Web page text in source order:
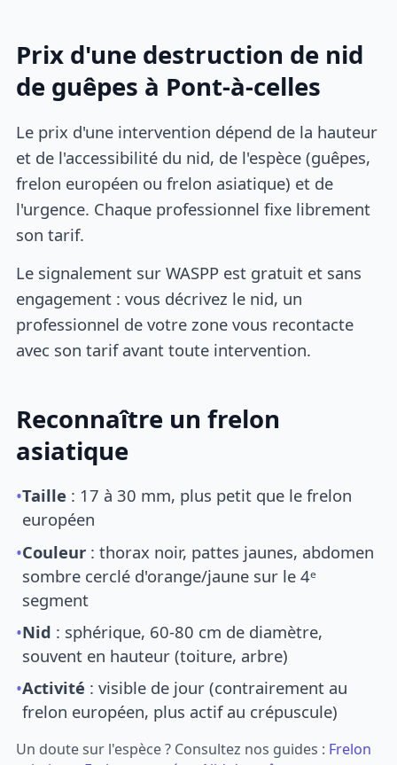
Prix d'une destruction de nid
de guêpes à Pont-à-celles
Le prix d'une intervention dépend de la hauteur
et de l'accessibilité du nid, de l'espèce (guêpes,
frelon européen ou frelon asiatique) et de
l'urgence. Chaque professionnel fixe librement
son tarif.
Le signalement sur WASPP est gratuit et sans
engagement : vous décrivez le nid, un
professionnel de votre zone vous recontacte
avec son tarif avant toute intervention.
Reconnaître un frelon
asiatique
•Taille : 17 à 30 mm, plus petit que le frelon
européen
•Couleur : thorax noir, pattes jaunes, abdomen
sombre cerclé d'orange/jaune sur le 4ᵉ
segment
•Nid : sphérique, 60-80 cm de diamètre,
souvent en hauteur (toiture, arbre)
•Activité : visible de jour (contrairement au
frelon européen, plus actif au crépuscule)
Un doute sur l'espèce ? Consultez nos guides : Frelon